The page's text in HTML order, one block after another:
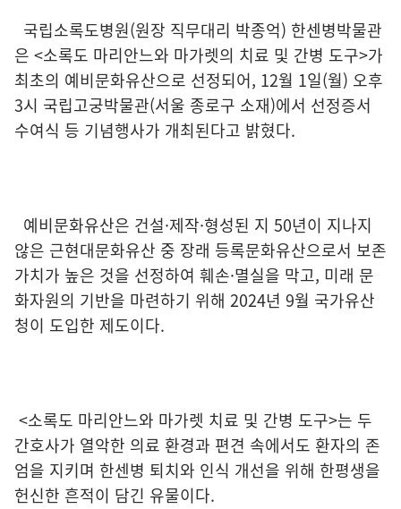
국립소록도병원(원장 직무대리 박종억) 한센병박물관
은 <소록도 마리안느와 마가렛의 치료 및 간병 도구>가
최초의 예비문화유산으로 선정되어, 12월 1일(월) 오후
3시 국립고궁박물관(서울 종로구 소재)에서 선정증서
수여식 등 기념행사가 개최된다고 밝혔다.
예비문화유산은 건설·제작·형성된 지 50년이 지나지
않은 근현대문화유산 중 장래 등록문화유산으로서 보존
가치가 높은 것을 선정하여 훼손·멸실을 막고, 미래 문
화자원의 기반을 마련하기 위해 2024년 9월 국가유산
청이 도입한 제도이다.
<소록도 마리안느와 마가렛 치료 및 간병 도구>는 두
간호사가 열악한 의료 환경과 편견 속에서도 환자의 존
엄을 지키며 한센병 퇴치와 인식 개선을 위해 한평생을
헌신한 흔적이 담긴 유물이다.